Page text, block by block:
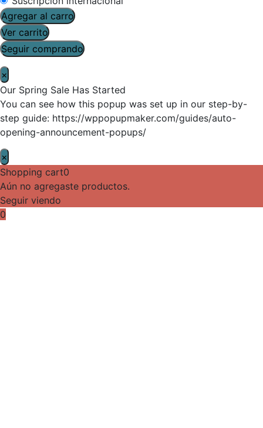
Agregar al carro
Ver carrito
Seguir comprando
×
Our Spring Sale Has Started
You can see how this popup was set up in our step-by-
step guide: https://wppopupmaker.com/guides/auto-
opening-announcement-popups/
×
Shopping cart0
Aún no agregaste productos.
Seguir viendo
0